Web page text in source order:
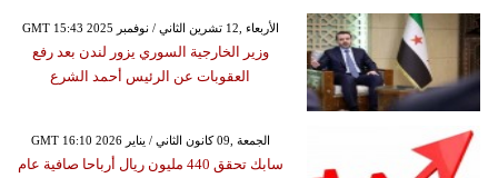
GMT 15:43 2025 الأربعاء ,12 تشرين الثاني / نوفمبر
وزير الخارجية السوري يزور لندن بعد رفع
العقوبات عن الرئيس أحمد الشرع
GMT 16:10 2026 الجمعة ,09 كانون الثاني / يناير
سابك تحقق 440 مليون ريال أرباحا صافية عام